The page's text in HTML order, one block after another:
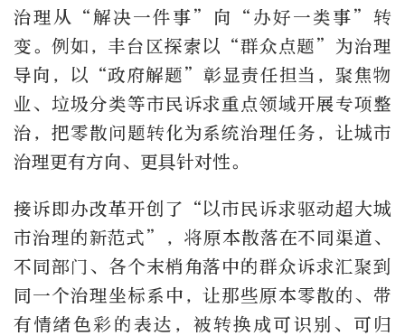
治理从“解决一件事”向“办好一类事”转
变。例如，丰台区探索以“群众点题”为治理
导向，以“政府解题”彰显责任担当，聚焦物
业、垃圾分类等市民诉求重点领域开展专项整
治，把零散问题转化为系统治理任务，让城市
治理更有方向、更具针对性。
接诉即办改革开创了“以市民诉求驱动超大城
市治理的新范式”，将原本散落在不同渠道、
不同部门、各个末梢角落中的群众诉求汇聚到
同一个治理坐标系中，让那些原本零散的、带
有情绪色彩的表达，被转换成可识别、可归